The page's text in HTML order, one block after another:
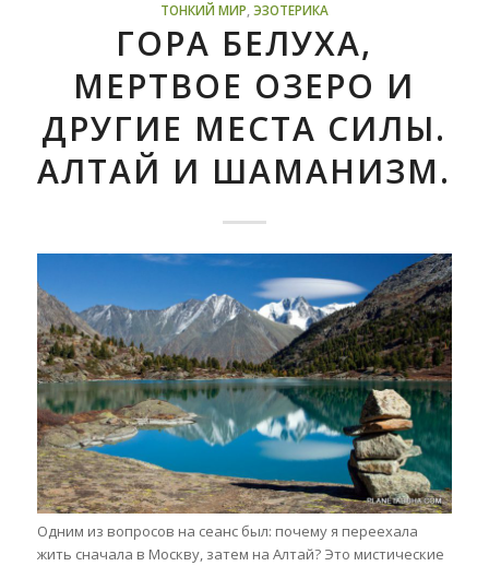
ТОНКИЙ МИР,ЭЗОТЕРИКА
ГОРА БЕЛУХА,
МЕРТВОЕ ОЗЕРО И
ДРУГИЕ МЕСТА СИЛЫ.
АЛТАЙ И ШАМАНИЗМ.
Одним из вопросов на сеанс был: почему я переехала
жить сначала в Москву, затем на Алтай? Это мистические